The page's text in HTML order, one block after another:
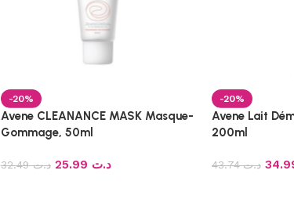
-20%
Avene CLEANANCE MASK Masque-
Gommage, 50ml
د.ت32.49 د.ت
-20%
Avene Lait
200ml
د.ت43.74